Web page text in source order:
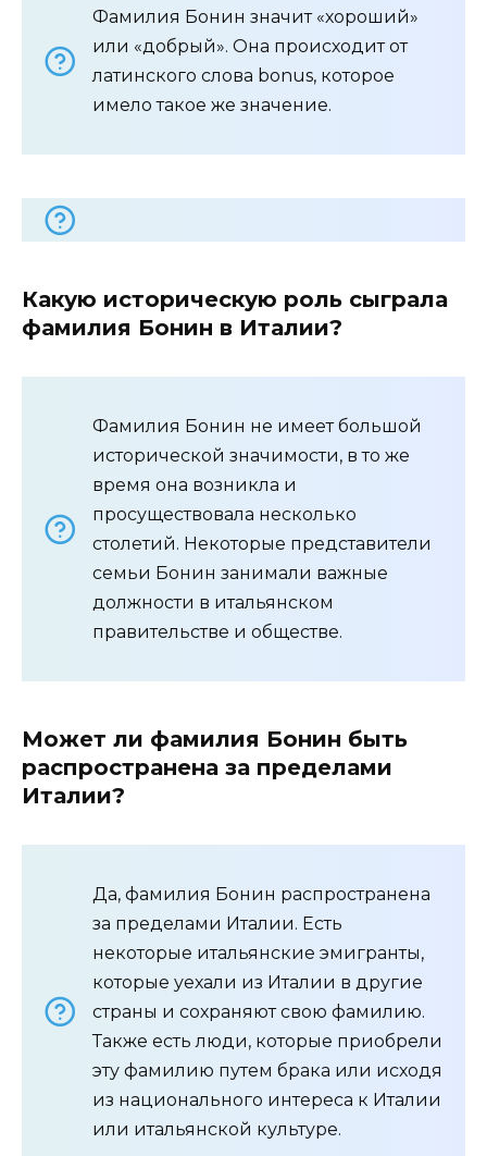
Фамилия Бонин значит «хороший»
или «добрый». Она происходит от
латинского слова bonus, которое
имело такое же значение.
Какую историческую роль сыграла
фамилия Бонин в Италии?
Фамилия Бонин не имеет большой
исторической значимости, в то же
время она возникла и
просуществовала несколько
столетий. Некоторые представители
семьи Бонин занимали важные
должности в итальянском
правительстве и обществе.
Может ли фамилия Бонин быть
распространена за пределами
Италии?
Да, фамилия Бонин распространена
за пределами Италии. Есть
некоторые итальянские эмигранты,
которые уехали из Италии в другие
страны и сохраняют свою фамилию.
Также есть люди, которые приобрели
эту фамилию путем брака или исходя
из национального интереса к Италии
или итальянской культуре.